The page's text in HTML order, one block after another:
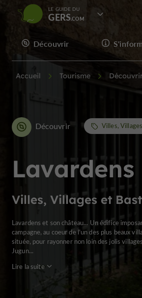
LE GUIDE DU
GERS
Découvrir
Accueil Tourisme
Lavardens
Villes, Villages et
Découvrir Villes,
Lavardens et son château... Un édifice
campagne, au coeur de l'un des plus beaux
située, pour rayonner non loin des jolis
Jugun...
Lire la suite